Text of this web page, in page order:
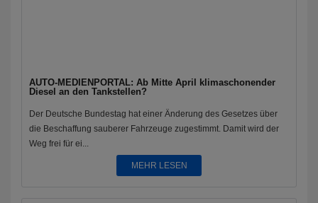
AUTO-MEDIENPORTAL: Ab Mitte April klimaschonender
Diesel an den Tankstellen?
Der Deutsche Bundestag hat einer Änderung des Gesetzes über
die Beschaffung sauberer Fahrzeuge zugestimmt. Damit wird der
Weg frei für ei...
MEHR LESEN